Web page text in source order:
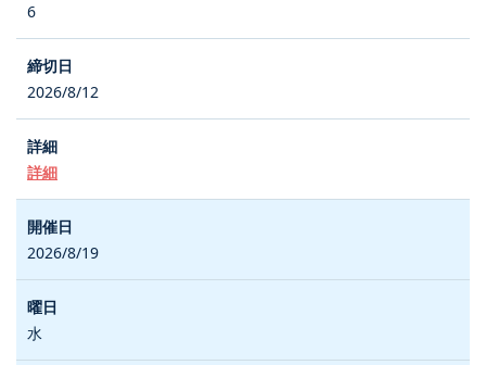
6
2026/8/12
詳細
2026/8/19
水